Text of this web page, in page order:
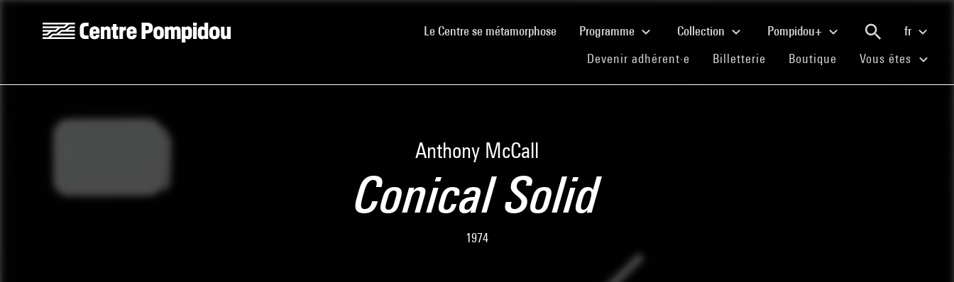
Le Centre se métamorphose(current)Programme Collection Pompidou+
fr
Devenir adhérent·e (current)
Billetterie (current)
Boutique (current)
Vous êtes
Anthony McCall
Conical Solid
1974